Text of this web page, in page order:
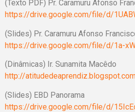
(Texto PDF) Pr. Caramuru Afonso
https://drive.google.com/file/d/
(Slides) Pr. Caramuru Afonso
https://drive.google.com/file/d/1a-
(Dinâmicas) Ir. Sunamita Macêdo
http://
(Slides) EBD Panorama
https://drive.google.com/file/d/